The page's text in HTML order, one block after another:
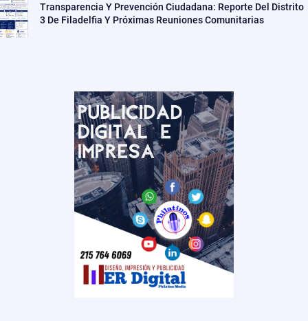
Transparencia Y Prevención Ciudadana: Reporte Del Distrito
3 De Filadelfia Y Próximas Reuniones Comunitarias